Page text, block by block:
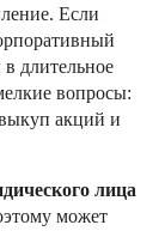
Если
длительное
вопросы:
акций и
лица
может